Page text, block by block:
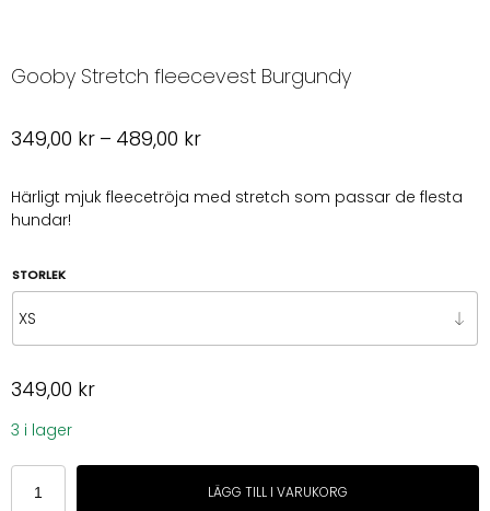
Gooby Stretch fleecevest Burgundy
349,00 kr – 489,00 krPrisintervall:
till
Härligt mjuk fleecetröja med stretch som passar de flesta
hundar!
STORLEK
349,00 kr
3 i lager
Gooby
Stretch
LÄGG TILL I VARUKORG